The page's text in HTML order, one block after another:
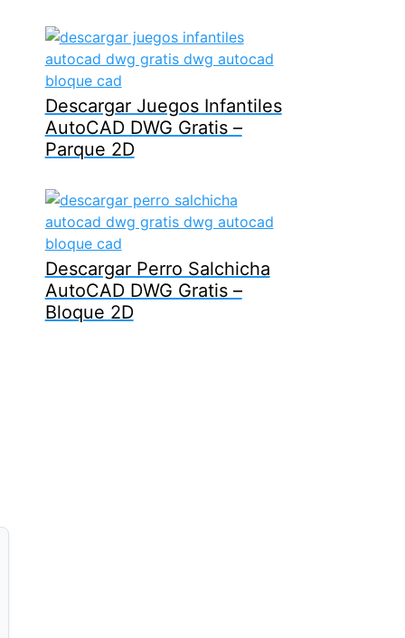
Descargar Juegos Infantiles
AutoCAD DWG Gratis –
Parque 2D
Descargar Perro Salchicha
AutoCAD DWG Gratis –
Bloque 2D